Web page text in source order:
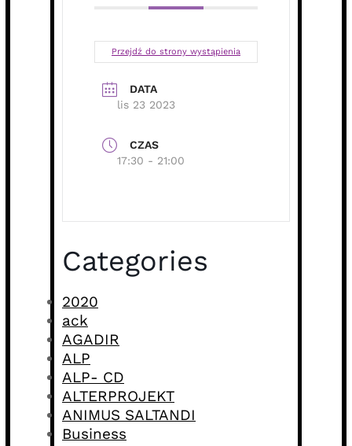
Przejdź do strony wystąpienia
DATA
lis 23 2023
CZAS
17:30 - 21:00
Categories
2020
ack
AGADIR
ALP
ALP- CD
ALTERPROJEKT
ANIMUS SALTANDI
Business